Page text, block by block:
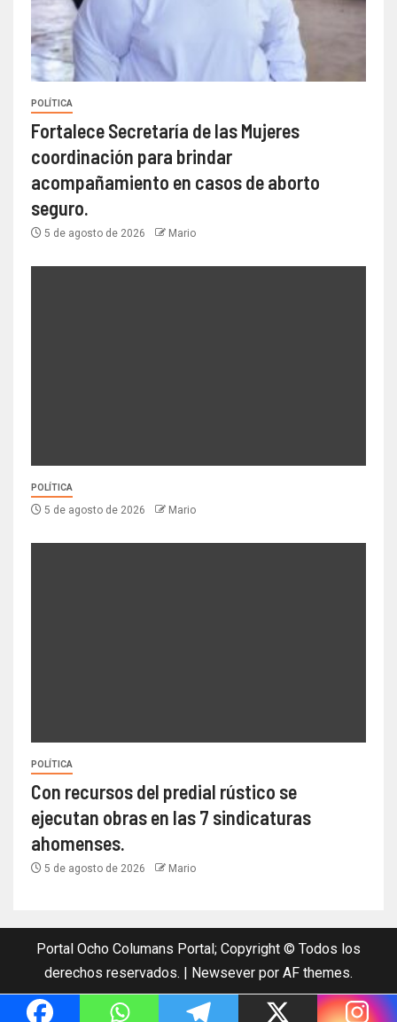
POLÍTICA
Fortalece Secretaría de las Mujeres
coordinación para brindar
acompañamiento en casos de aborto
seguro.
5 de agosto de 2026 Mario
POLÍTICA
5 de agosto de 2026 Mario
POLÍTICA
Con recursos del predial rústico se
ejecutan obras en las 7 sindicaturas
ahomenses.
5 de agosto de 2026 Mario
Portal Ocho Columans Portal; Copyright © Todos los
derechos reservados. | Newsever por AF themes.